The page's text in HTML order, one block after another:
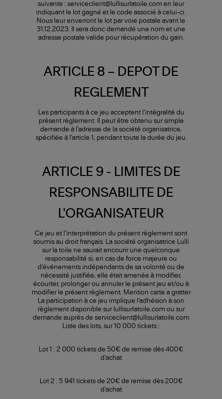
suivante : serviceclient@lullisurlatoile.com en leur
indiquant le lot gagné et le code associé à celui-ci.
Nous leur enverront le lot par voie postale avant le
31.12.2023. Il sera donc demandé une nom et une
adresse postale valide pour récupération du gain.
ARTICLE 8 – DEPOT DE
REGLEMENT
Les participants à ce jeu acceptent l’intégralité du
présent règlement. Il peut être obtenu sur simple
demande à l’adresse de la société organisatrice,
spécifiée à l’article 1, pendant toute la durée du jeu.
ARTICLE 9 - LIMITES DE
RESPONSABILITE DE
L'ORGANISATEUR
Ce jeu et l'interprétation du présent règlement sont
soumis au droit français. La société organisatrice Lulli
sur la toile ne saurait encourir une quelconque
responsabilité si, en cas de force majeure ou
d'événements indépendants de sa volonté ou de
nécessité justifiée, elle était amenée à modifier,
écourter, prolonger ou annuler le présent jeu et/ou à
modifier le présent règlement. Mention carte a gratter
La participation à ce jeu implique l’adhésion à son
règlement disponible sur lullisurlatoile.com ou sur
demande auprès de serviceclient@lullisurlatoile.com
Liste des lots, sur 10 000 tickets :
Lot 1 : 2 000 tickets de 50€ de remise dès 400€
d’achat
Lot 2 : 5 941 tickets de 20€ de remise dès 200€
d’achat